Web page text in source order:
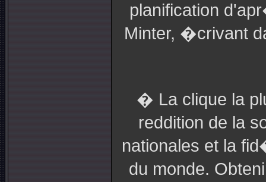
planification
Minter, �crivant
� La clique la
reddition de la
nationales et la
du monde.